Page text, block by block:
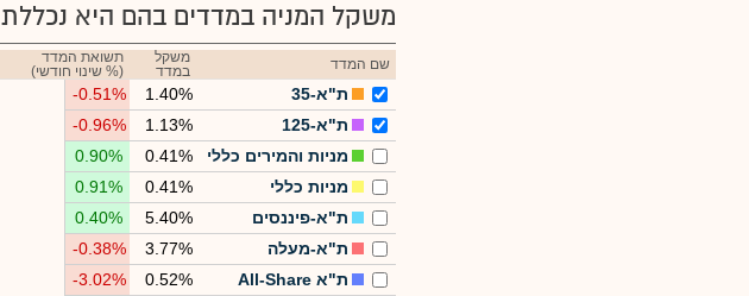
משקל המניה במדדים בהם היא נכללת
שם המדד
משקל
במדד
תשואת המדד
(% שינוי חודשי)
ת"א-35 1.40%
-0.51%
ת"א-125
1.13%
-0.96%
מניות והמירים כללי
0.41%
0.90%
מניות כללי
0.41%
0.91%
ת"א-פיננסים
5.40%
0.40%
ת"א-מעלה
3.77%
-0.38%
ת"א All-Share
0.52%
-3.02%